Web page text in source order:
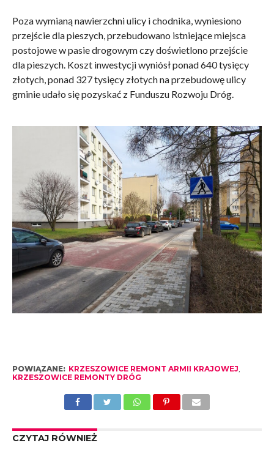
Poza wymianą nawierzchni ulicy i chodnika, wyniesiono
przejście dla pieszych, przebudowano istniejące miejsca
postojowe w pasie drogowym czy doświetlono przejście
dla pieszych. Koszt inwestycji wyniósł ponad 640 tysięcy
złotych, ponad 327 tysięcy złotych na przebudowę ulicy
gminie udało się pozyskać z Funduszu Rozwoju Dróg.
POWIĄZANE: KRZESZOWICE REMONT ARMII KRAJOWEJ,
KRZESZOWICE REMONTY DRÓG
CZYTAJ RÓWNIEŻ